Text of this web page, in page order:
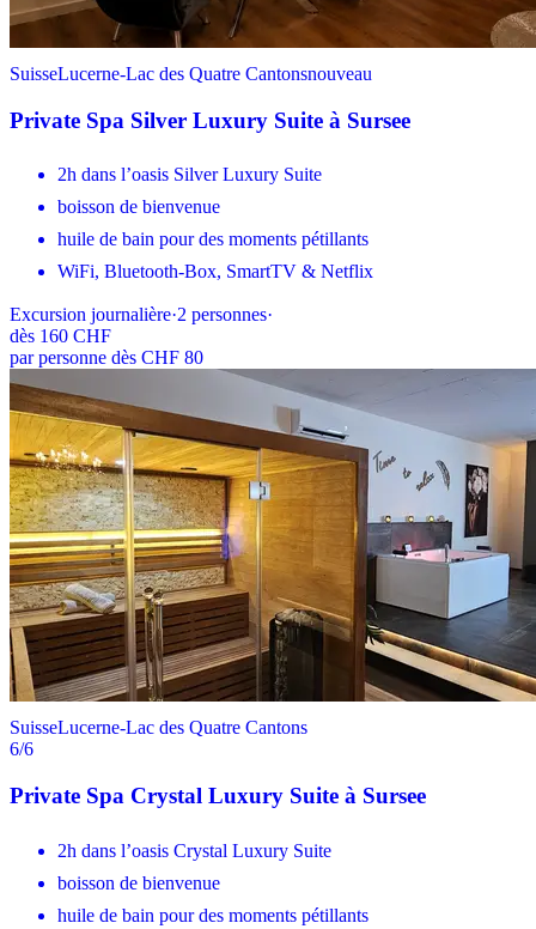
SuisseLucerne-Lac des Quatre Cantonsnouveau
Private Spa Silver Luxury Suite à Sursee
2h dans l’oasis Silver Luxury Suite
boisson de bienvenue
huile de bain pour des moments pétillants
WiFi, Bluetooth-Box, SmartTV & Netflix
Excursion journalière·2 personnes·
dès 160 CHF
par personne dès CHF 80
SuisseLucerne-Lac des Quatre Cantons
6/6
Private Spa Crystal Luxury Suite à Sursee
2h dans l’oasis Crystal Luxury Suite
boisson de bienvenue
huile de bain pour des moments pétillants